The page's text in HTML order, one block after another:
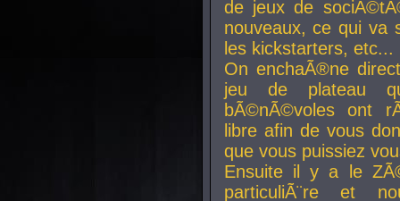
de jeux de
nouveaux, ce qui va
les kickstarters, etc...
On enchaÃ®ne
jeu de plateau
bÃ©nÃ©voles ont
libre afin de vous
que vous puissiez
Ensuite il y a le
particuliÃ¨re et